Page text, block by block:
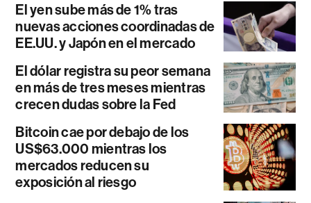
El yen sube más de 1% tras
nuevas acciones coordinadas de
EE.UU. y Japón en el mercado
El dólar registra su peor semana
en más de tres meses mientras
crecen dudas sobre la Fed
Bitcoin cae por debajo de los
US$63.000 mientras los
mercados reducen su
exposición al riesgo